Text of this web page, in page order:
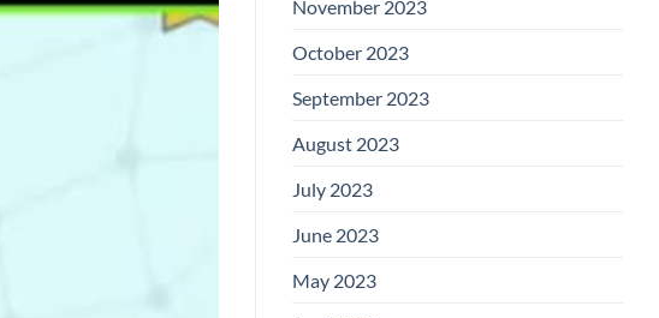
November 2023
October 2023
September 2023
August 2023
July 2023
June 2023
May 2023